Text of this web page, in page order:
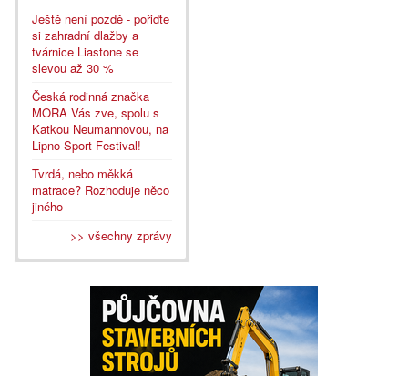
Ještě není pozdě - pořiďte
si zahradní dlažby a
tvárnice Liastone se
slevou až 30 %
Česká rodinná značka
MORA Vás zve, spolu s
Katkou Neumannovou, na
Lipno Sport Festival!
Tvrdá, nebo měkká
matrace? Rozhoduje něco
jiného
>> všechny zprávy